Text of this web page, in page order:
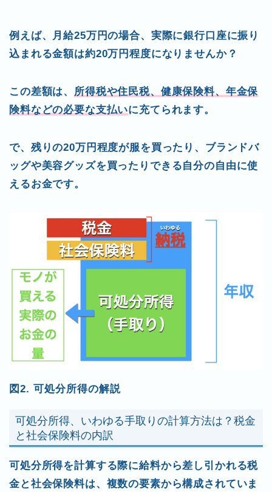
例えば、月給25万円の場合、実際に銀行口座に振り
込まれる金額は約20万円程度になりませんか？
この差額は、
所得税や住民税、健康保険料、年金保
険料などの必要な支払いに充てられます。
で、残りの20万円程度が服を買ったり、ブランドバ
ッグや美容グッズを買ったりできる自分の自由に使
えるお金です。
図2. 可処分所得の解説
可処分所得、いわゆる手取りの計算方法は？税金
と社会保険料の内訳
可処分所得を計算する際に給料から差し引かれる税
金と社会保険料は、複数の要素から構成されていま